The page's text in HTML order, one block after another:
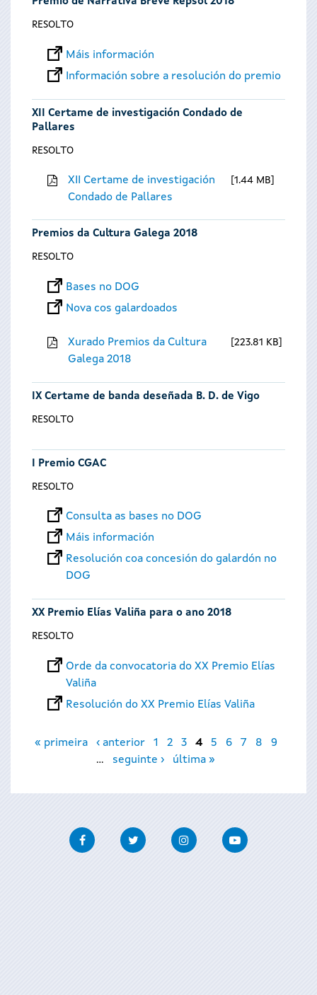
RESOLTO
Máis información
Información sobre a resolución do premio
XII Certame de investigación Condado de
Pallares
RESOLTO
XII Certame de investigación
Condado de Pallares
1.44 MB
Premios da Cultura Galega 2018
RESOLTO
Bases no DOG
Nova cos galardoados
Xurado Premios da Cultura
Galega 2018
223.81 KB
IX Certame de banda deseñada B. D. de Vigo
RESOLTO
I Premio CGAC
RESOLTO
Consulta as bases no DOG
Máis información
Resolución coa concesión do galardón no
DOG
XX Premio Elías Valiña para o ano 2018
RESOLTO
Orde da convocatoria do XX Premio Elías
Valiña
Resolución do XX Premio Elías Valiña
Páxinas
« primeira ‹ anterior 1 2 3 4 5 6 7 8
9
…
seguinte › última »
FacebookTwitter InstagramYoutube